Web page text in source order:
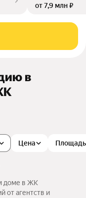
от 7,9 млн ₽
в
Цена Площадь
доме в ЖК
от агентств и